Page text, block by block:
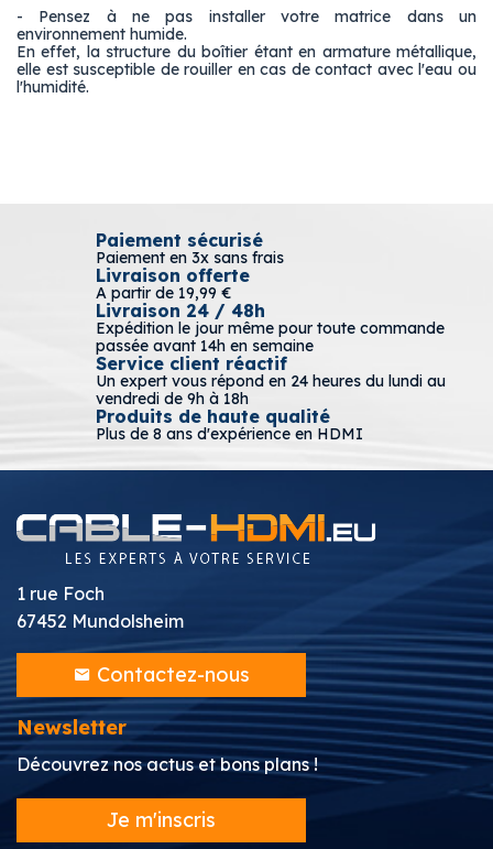
- Pensez à ne pas installer votre matrice dans un
environnement humide.
En effet, la structure du boîtier étant en armature métallique,
elle est susceptible de rouiller en cas de contact avec l'eau ou
l'humidité.
Paiement sécurisé
Paiement en 3x sans frais
Livraison offerte
A partir de 19,99 €
Livraison 24 / 48h
Expédition le jour même pour toute commande
passée avant 14h en semaine
Service client réactif
Un expert vous répond en 24 heures du lundi au
vendredi de 9h à 18h
Produits de haute qualité
Plus de 8 ans d'expérience en HDMI
1 rue Foch
67452 Mundolsheim
Contactez-nous
Newsletter
Découvrez nos actus et bons plans !
Je m'inscris